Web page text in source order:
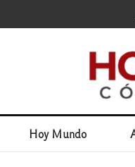
Hoy Mundo